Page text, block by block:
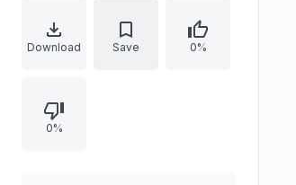
seperti kepemimpinan perempuan,
hak kepemilikan, profil perempuan
aborsi terkait reproduksi, dan
identitas gender. Mengulas juga
Download Save 0%
0%